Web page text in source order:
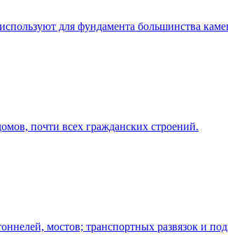
для фундамента большинства
почти всех гражданских строений.
мостов; транспортных развязок и